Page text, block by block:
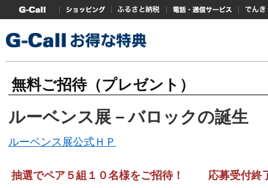
無料ご招待（プレゼント）
ルーベンス展－バロックの誕生
ルーベンス展公式ＨＰ
抽選でペア５組１０名様をご招待！ 応募受付終